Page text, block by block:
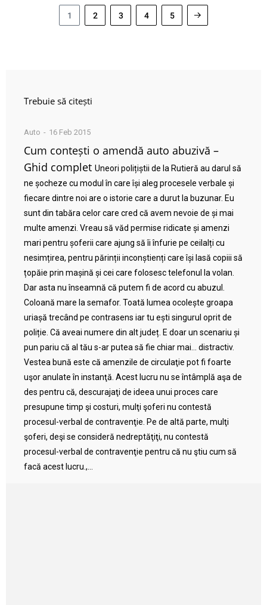
1 2 3 4 5
Trebuie să citești
Auto 16 Feb 2015
Cum contești o amendă auto abuzivă –
Ghid complet Uneori polițiștii de la Rutieră au darul să
ne șocheze cu modul în care își aleg procesele verbale și
fiecare dintre noi are o istorie care a durut la buzunar. Eu
sunt din tabăra celor care cred că avem nevoie de și mai
multe amenzi. Vreau să văd permise ridicate și amenzi
mari pentru șoferii care ajung să îi înfurie pe ceilalți cu
nesimțirea, pentru părinții inconștienți care își lasă copiii să
țopăie prin mașină și cei care folosesc telefonul la volan.
Dar asta nu înseamnă că putem fi de acord cu abuzul.
Coloană mare la semafor. Toată lumea ocolește groapa
uriașă trecând pe contrasens iar tu ești singurul oprit de
poliție. Că aveai numere din alt județ. E doar un scenariu și
pun pariu că al tău s-ar putea să fie chiar mai… distractiv.
Vestea bună este că amenzile de circulaţie pot fi foarte
uşor anulate în instanţă. Acest lucru nu se întâmplă aşa de
des pentru că, descurajaţi de ideea unui proces care
presupune timp şi costuri, mulţi şoferi nu contestă
procesul-verbal de contravenţie. Pe de altă parte, mulţi
şoferi, deşi se consideră nedreptăţiţi, nu contestă
procesul-verbal de contravenţie pentru că nu ştiu cum să
facă acest lucru.,...